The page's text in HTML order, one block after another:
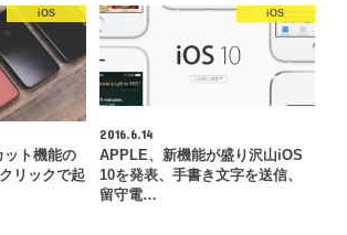
iOS
ト機能の
リックで起
iOS
2016.6.14
APPLE、新機能が盛り沢山iOS
10を発表、手書き文字を送信、
留守電…